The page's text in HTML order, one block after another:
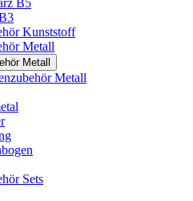
B5
Kunststoff
Metall
Metall
Metall
Sets